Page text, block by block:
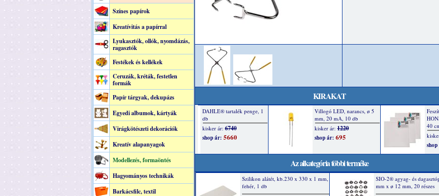
Színes papírok
Kreatívitás a papírral
Lyukasztók, ollók, nyomdázás,
ragasztók
Festékek és kellékek
Ceruzák, kréták, festetlen
formák
Papír tárgyak, dekupázs
Egyedi albumok, kártyák
Virágkötészeti dekorációk
Kreatív alapanyagok
Modellezés, formaöntés
Hagyományos technikák
Barkácsfilc, textil
KIRAKAT
Az alkategória többi terméke
Szilikon alátét, kb.230 x 330 x 1 mm,
fehér, 1 db
SIO-2® agyag- és
mm x ø 12 mm, 20 részes